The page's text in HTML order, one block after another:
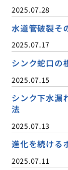
2025.07.28
水道管破裂そ
2025.07.17
シンク蛇口の
2025.07.15
シンク下水漏
法
2025.07.13
進化を続ける
2025.07.11